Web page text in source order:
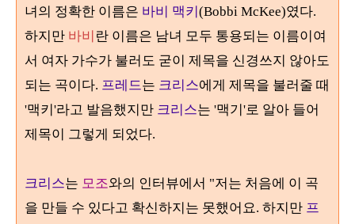
녀의 정확한 이름은 바비 맥키(Bobbi McKee)였다.
하지만 바비 란 이름은 남녀 모두 통용되는 이름이여
서 여자 가수가 불러도 굳이 제목을 신경쓰지 않아도
되는 곡이다. 프레드는 크리스에게 제목을 불러줄 때
'맥키'라고 발음했지만 크리스는 '맥기'로 알아 들어
제목이 그렇게 되었다.
크리스는 모조와의 인터뷰에서 "저는 처음에 이 곡
을 만들 수 있다고 확신하지는 못했어요. 하지만 프